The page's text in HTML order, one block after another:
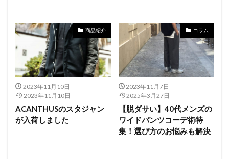
商品紹介
2023年11月10日
2023年11月10日
ACANTHUSのスタジャン
が入荷しました
コラム
2023年11月7日
2025年3月27日
【脱ダサい】40代メンズの
ワイドパンツコーデ術特
集！選び方のお悩みも解決